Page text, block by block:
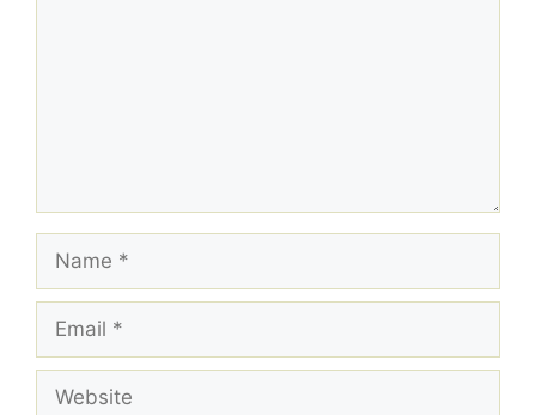
Name
Email
Website